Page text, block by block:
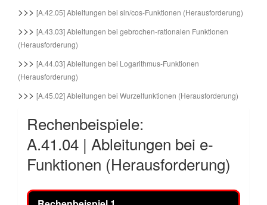
>>> [A.42.05] Ableitungen bei sin/cos-Funktionen (Herausforderung)
>>> [A.43.03] Ableitungen bei gebrochen-rationalen Funktionen
(Herausforderung)
>>> [A.44.03] Ableitungen bei Logarithmus-Funktionen
(Herausforderung)
>>> [A.45.02] Ableitungen bei Wurzelfunktionen (Herausforderung)
Rechenbeispiele:
A.41.04 | Ableitungen bei e-
Funktionen (Herausforderung)